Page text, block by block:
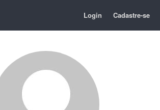
Login Cadastre-se